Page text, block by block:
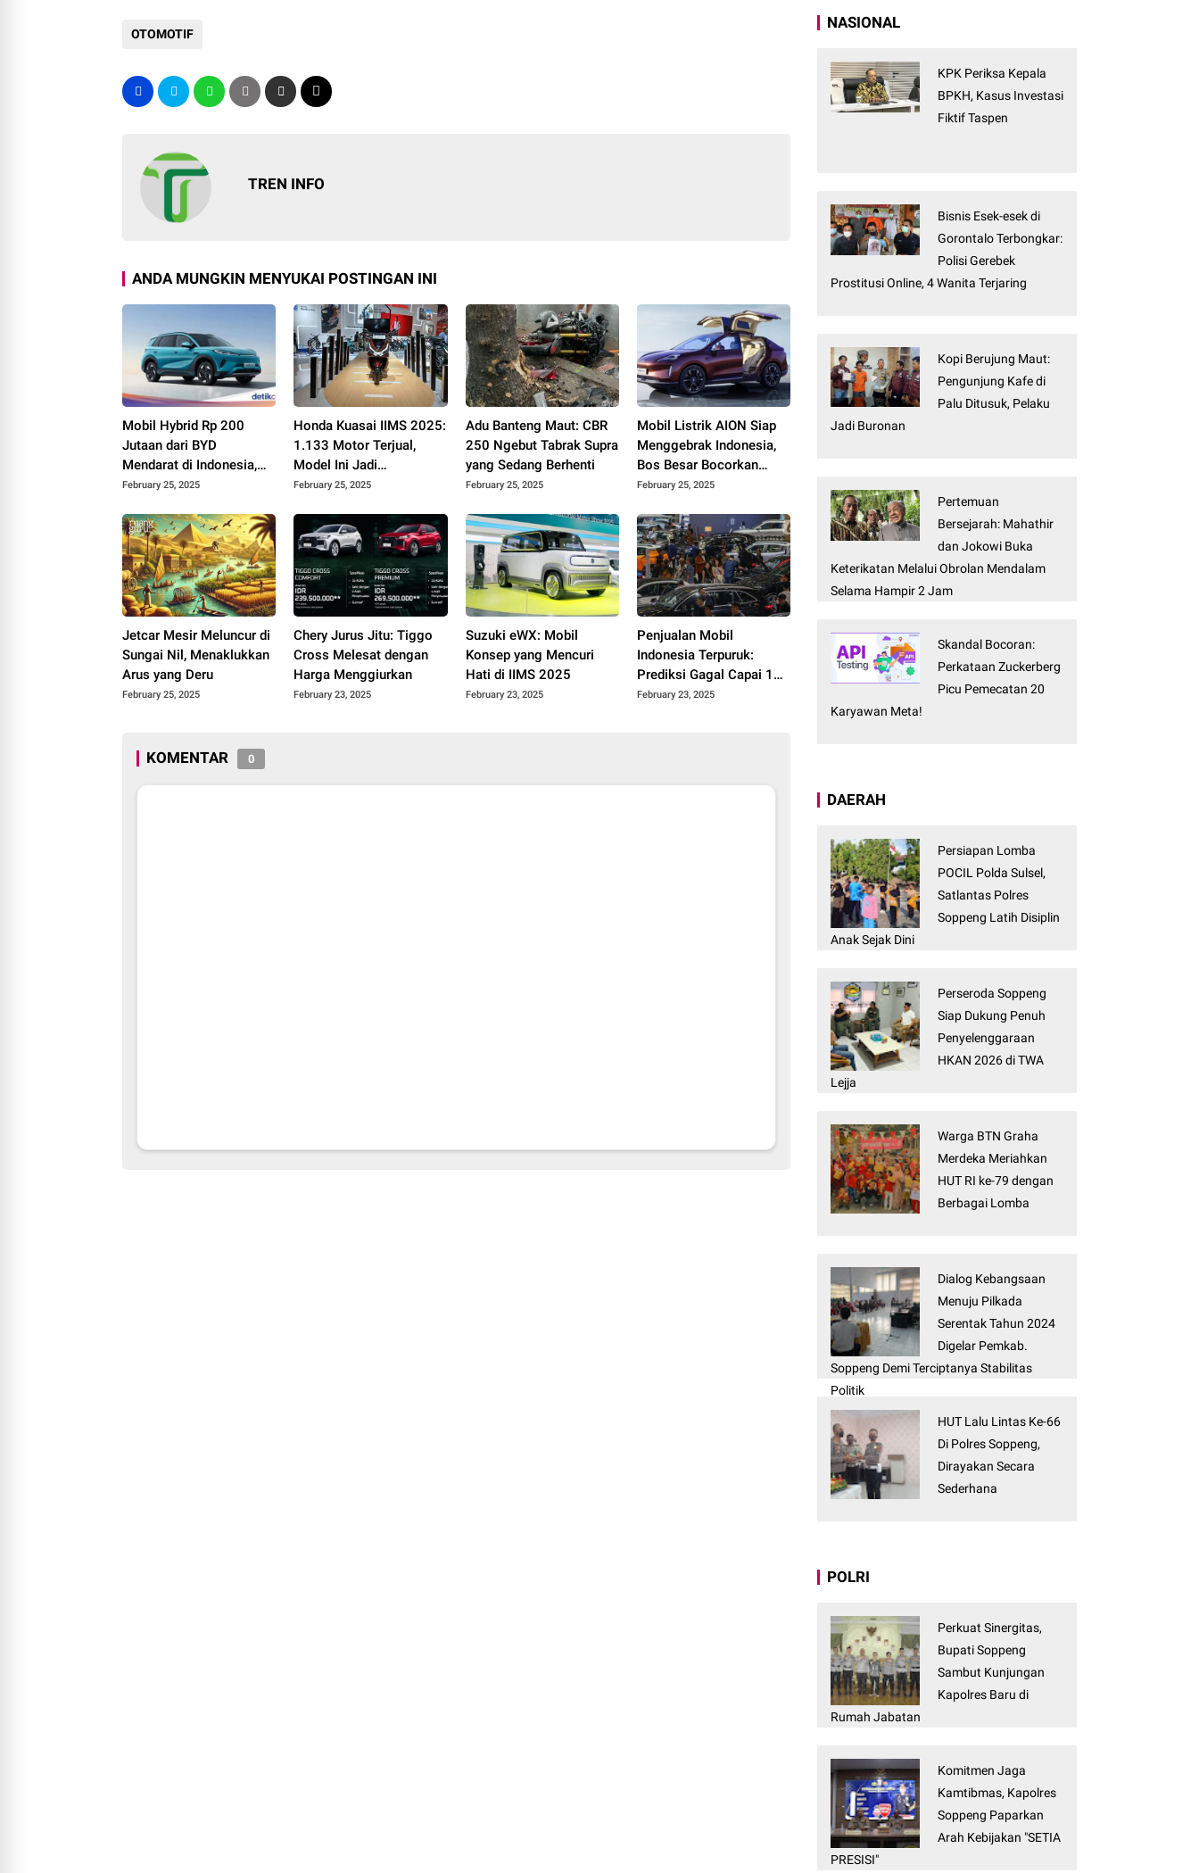
OTOMOTIF
TREN INFO
ANDA MUNGKIN MENYUKAI POSTINGAN INI
Mobil Hybrid Rp 200
Jutaan dari BYD
Mendarat di Indonesia,
Siap Goyang Pasar!
February 25, 2025
Honda Kuasai IIMS 2025:
1.133 Motor Terjual,
Model Ini Jadi
Primadona!
February 25, 2025
Adu Banteng Maut: CBR
250 Ngebut Tabrak Supra
yang Sedang Berhenti
February 25, 2025
Mobil Listrik AION Siap
Menggebrak Indonesia,
Bos Besar Bocorkan
Rahasianya!
February 25, 2025
Jetcar Mesir Meluncur di
Sungai Nil, Menaklukkan
Arus yang Deru
February 25, 2025
Chery Jurus Jitu: Tiggo
Cross Melesat dengan
Harga Menggiurkan
February 23, 2025
Suzuki eWX: Mobil
Konsep yang Mencuri
Hati di IIMS 2025
February 23, 2025
Penjualan Mobil
Indonesia Terpuruk:
Prediksi Gagal Capai 1
Juta Unit
February 23, 2025
KOMENTAR 0
NASIONAL
KPK Periksa Kepala
BPKH, Kasus Investasi
Fiktif Taspen
Bisnis Esek-esek di
Gorontalo Terbongkar:
Polisi Gerebek
Prostitusi Online, 4 Wanita Terjaring
Kopi Berujung Maut:
Pengunjung Kafe di
Palu Ditusuk, Pelaku
Jadi Buronan
Pertemuan
Bersejarah: Mahathir
dan Jokowi Buka
Keterikatan Melalui Obrolan Mendalam
Selama Hampir 2 Jam
Skandal Bocoran:
Perkataan Zuckerberg
Picu Pemecatan 20
Karyawan Meta!
DAERAH
Persiapan Lomba
POCIL Polda Sulsel,
Satlantas Polres
Soppeng Latih Disiplin
Anak Sejak Dini
Perseroda Soppeng
Siap Dukung Penuh
Penyelenggaraan
HKAN 2026 di TWA
Lejja
Warga BTN Graha
Merdeka Meriahkan
HUT RI ke-79 dengan
Berbagai Lomba
Dialog Kebangsaan
Menuju Pilkada
Serentak Tahun 2024
Digelar Pemkab.
Soppeng Demi Terciptanya Stabilitas
Politik
HUT Lalu Lintas Ke-66
Di Polres Soppeng,
Dirayakan Secara
Sederhana
POLRI
Perkuat Sinergitas,
Bupati Soppeng
Sambut Kunjungan
Kapolres Baru di
Rumah Jabatan
Komitmen Jaga
Kamtibmas, Kapolres
Soppeng Paparkan
Arah Kebijakan "SETIA
PRESISI"